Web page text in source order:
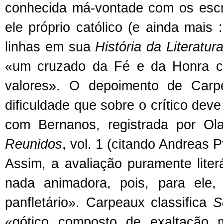
conhecida má-vontade com os
ele próprio católico (e ainda mais
linhas em sua História da
«um cruzado da Fé e da Honra
valores». O depoimento de
dificuldade que sobre o crítico
com Bernanos, registrada por
Reunidos, vol. 1 (citando Andreas
Assim, a avaliação puramente
nada animadora, pois, para
panfletário». Carpeaux classifica